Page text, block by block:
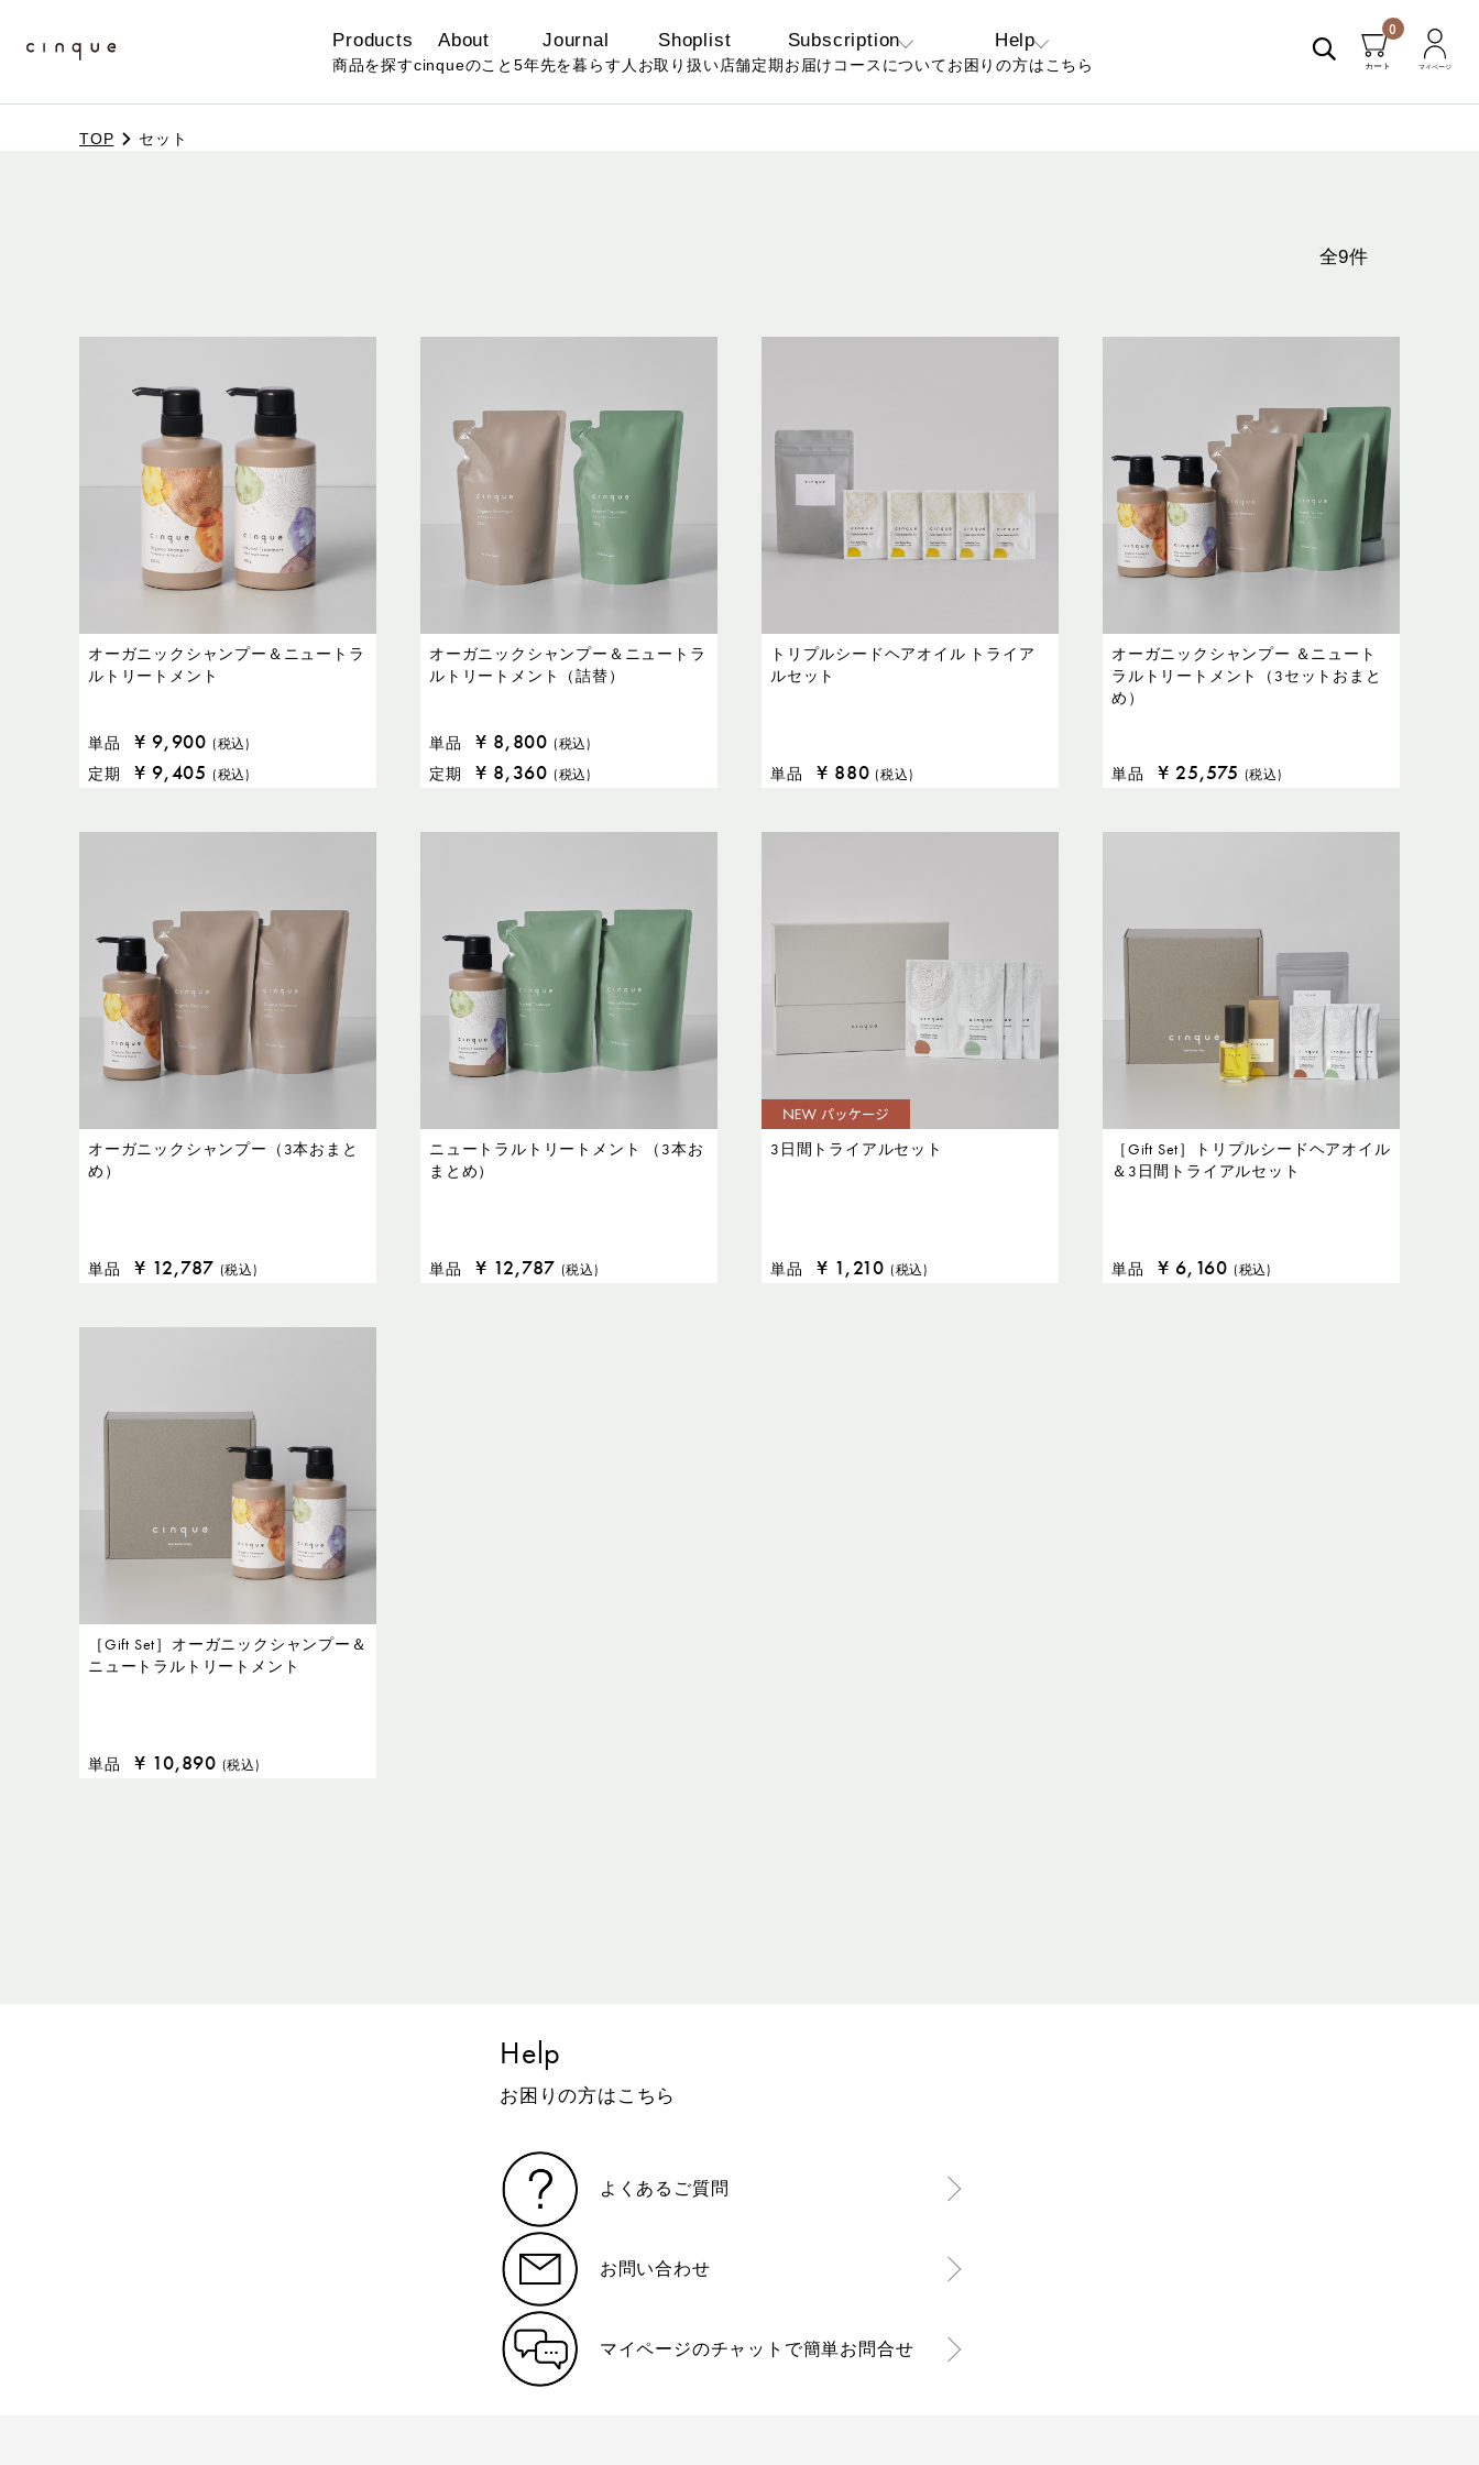
Products
商品を探す
About
cinqueのこと
Journal
5年先を暮らす人
Shoplist
お取り扱い店舗
Subscription
定期お届けコースについて
Help
お困りの方はこちら
0
TOP セット
全9件
オーガニックシャンプー＆ニュートラ
ルトリートメント
単品 ¥ 9,900 (税込)
定期 ¥ 9,405 (税込)
オーガニックシャンプー＆ニュートラ
ルトリートメント（詰替）
単品 ¥ 8,800 (税込)
定期 ¥ 8,360 (税込)
トリプルシードヘアオイル トライア
ルセット
単品 ¥ 880 (税込)
オーガニックシャンプー ＆ニュート
ラルトリートメント（3セットおまと
め）
単品 ¥ 25,575 (税込)
オーガニックシャンプー（3本おまと
め）
単品 ¥ 12,787 (税込)
ニュートラルトリートメント （3本お
まとめ）
単品 ¥ 12,787 (税込)
3日間トライアルセット
単品 ¥ 1,210 (税込)
［Gift Set］トリプルシードヘアオイル
＆3日間トライアルセット
単品 ¥ 6,160 (税込)
［Gift Set］オーガニックシャンプー＆
ニュートラルトリートメント
単品 ¥ 10,890 (税込)
Help
お困りの方はこちら
よくあるご質問
お問い合わせ
マイページのチャットで簡単お問合せ